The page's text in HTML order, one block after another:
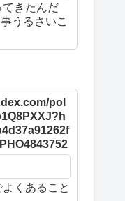
きたんだ
うるさいこ
pol
くあること